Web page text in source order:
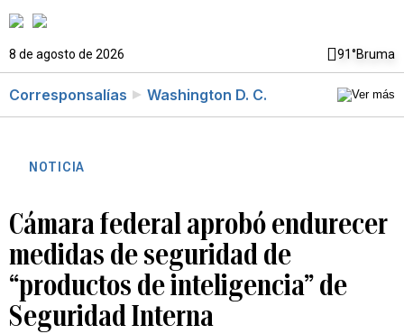
8 de agosto de 2026 91°Bruma
Corresponsalías Washington D. C.
NOTICIA
Cámara federal aprobó endurecer
medidas de seguridad de
“productos de inteligencia” de
Seguridad Interna